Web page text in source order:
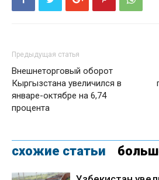
Предыдущая статья
Внешнеторговый оборот
Кыргызстана увеличился в
январе-октябре на 6,74
процента
схожие статьи